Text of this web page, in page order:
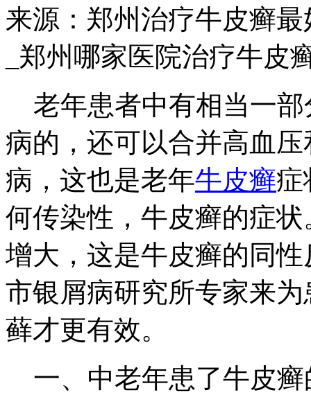
来源：郑州治疗牛皮癣
_郑州哪家医院治疗牛皮
老年患者中有相当一部
病的，还可以合并高血
病，这也是老年牛皮癣症
何传染性，牛皮癣的症
增大，这是牛皮癣的同
市银屑病研究所专家来
藓才更有效。
一、中老年患了牛皮癣